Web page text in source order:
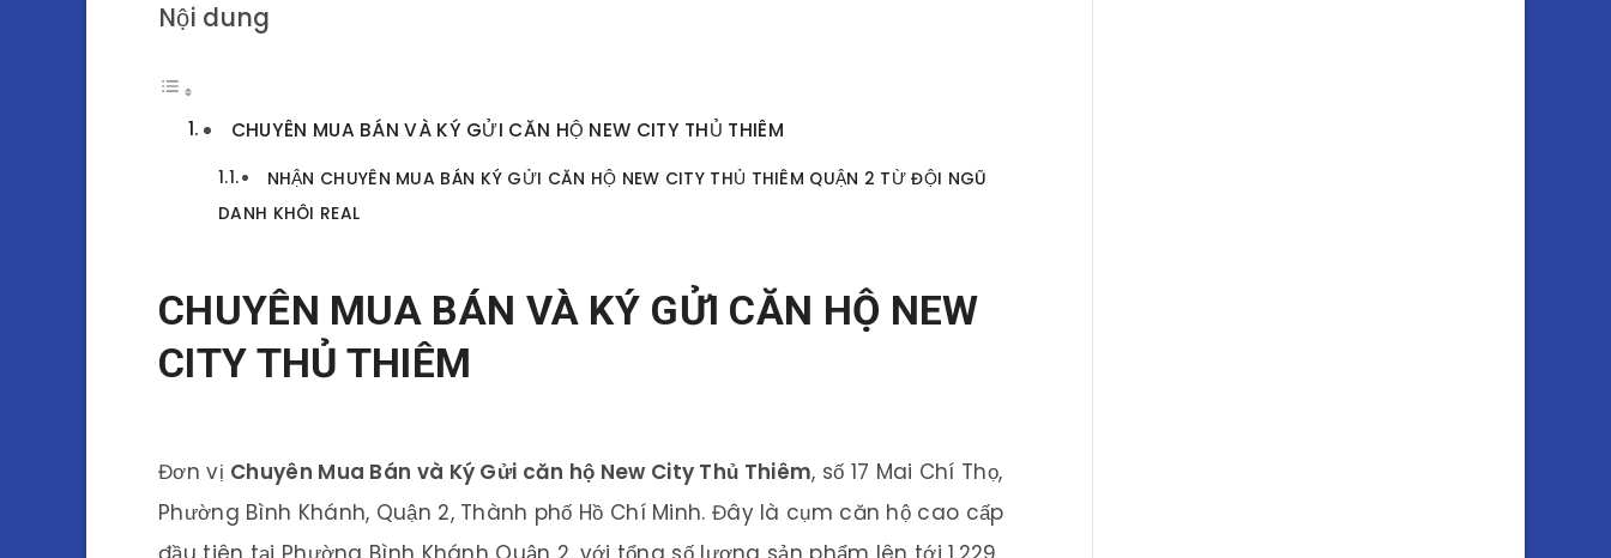
Nội dung
CHUYÊN MUA BÁN VÀ KÝ GỬI CĂN HỘ NEW CITY THỦ THIÊM
NHẬN CHUYÊN MUA BÁN KÝ GỬI CĂN HỘ NEW CITY THỦ THIÊM QUẬN 2 TỪ ĐỘI NGŨ
DANH KHÔI REAL
CHUYÊN MUA BÁN VÀ KÝ GỬI CĂN HỘ NEW
CITY THỦ THIÊM
Đơn vị Chuyên Mua Bán và Ký Gửi căn hộ New City Thủ Thiêm, số 17 Mai Chí Thọ,
Phường Bình Khánh, Quận 2, Thành phố Hồ Chí Minh. Đây là cụm căn hộ cao cấp